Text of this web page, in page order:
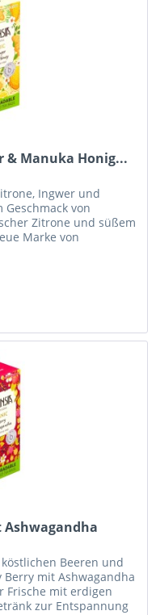
& Manuka Honig...
Ingwer und
von
Zitrone und süßem
Marke von
Ashwagandha
Beeren und
mit Ashwagandha
Frische mit erdigen
zur Entspannung